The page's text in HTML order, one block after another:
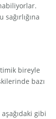
bireyle
bazı
gibi